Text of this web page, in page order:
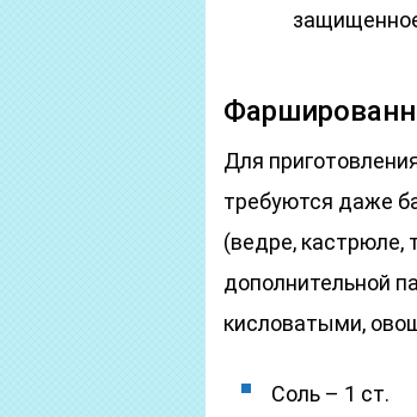
Для
требуются даже
(ведре, кастрюле,
дополнительной
кисловатыми,
Соль – 1 ст.